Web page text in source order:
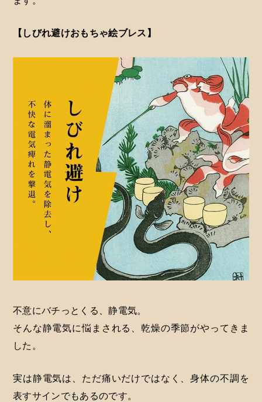
【しびれ避けおもちゃ絵ブレス】
不意にバチっとくる、静電気。
そんな静電気に悩まされる、乾燥の季節がやってきま
した。
実は静電気は、ただ痛いだけではなく、身体の不調を
表すサインでもあるのです。